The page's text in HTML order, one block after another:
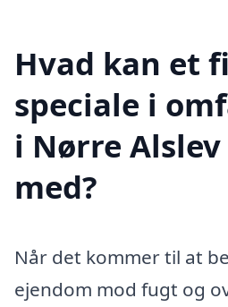
Hvad kan et
speciale i
i Nørre
med?
Når det kommer til at
ejendom mod fugt og